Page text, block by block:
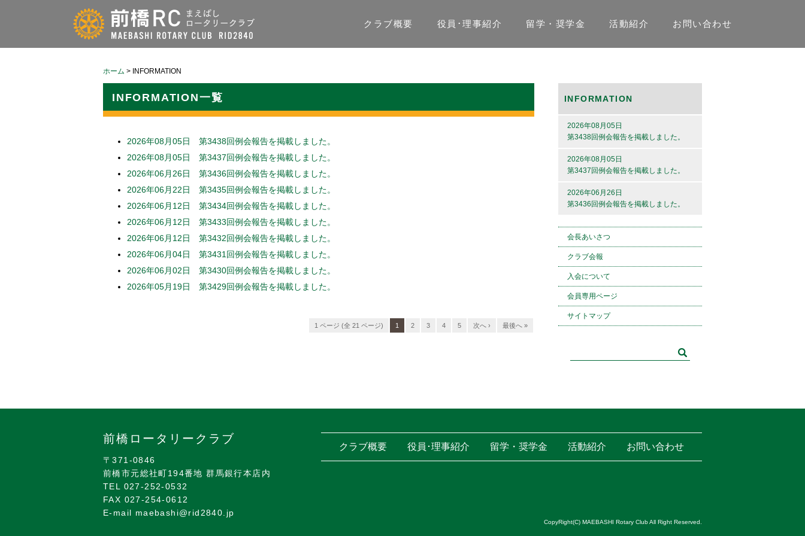
クラブ概要 役員･理事紹介 留学・奨学金 活動紹介 お問い合わせ
ホーム > INFORMATION
INFORMATION一覧
2026年08月05日 第3438回例会報告を掲載しました。
2026年08月05日 第3437回例会報告を掲載しました。
2026年06月26日 第3436回例会報告を掲載しました。
2026年06月22日 第3435回例会報告を掲載しました。
2026年06月12日 第3434回例会報告を掲載しました。
2026年06月12日 第3433回例会報告を掲載しました。
2026年06月12日 第3432回例会報告を掲載しました。
2026年06月04日 第3431回例会報告を掲載しました。
2026年06月02日 第3430回例会報告を掲載しました。
2026年05月19日 第3429回例会報告を掲載しました。
1 ページ (全 21 ページ) 1 2 3 4 5 次へ › 最後へ »
INFORMATION
2026年08月05日
第3438回例会報告を掲載しました。
2026年08月05日
第3437回例会報告を掲載しました。
2026年06月26日
第3436回例会報告を掲載しました。
会長あいさつ
クラブ会報
入会について
会員専用ページ
サイトマップ
クラブ概要 役員･理事紹介 留学・奨学金 活動紹介 お問い合わせ
前橋ロータリークラブ
〒371-0846
前橋市元総社町194番地 群馬銀行本店内
TEL 027-252-0532
FAX 027-254-0612
E-mail maebashi@rid2840.jp
CopyRight(C) MAEBASHI Rotary Club All Right Reserved.